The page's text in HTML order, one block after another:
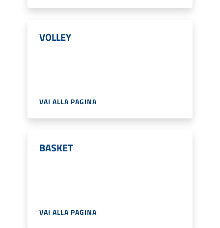
VOLLEY
VAI ALLA PAGINA
BASKET
VAI ALLA PAGINA